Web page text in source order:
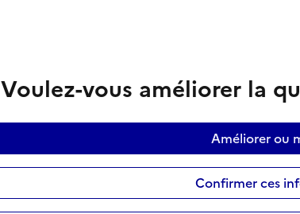
Voulez-vous améliorer la
Améliorer ou
Confirmer ces